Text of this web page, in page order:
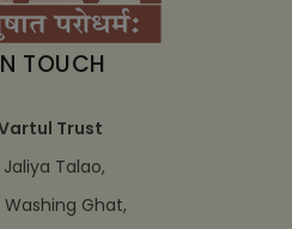
TOUCH
Trust
Talao,
Washing Ghat,